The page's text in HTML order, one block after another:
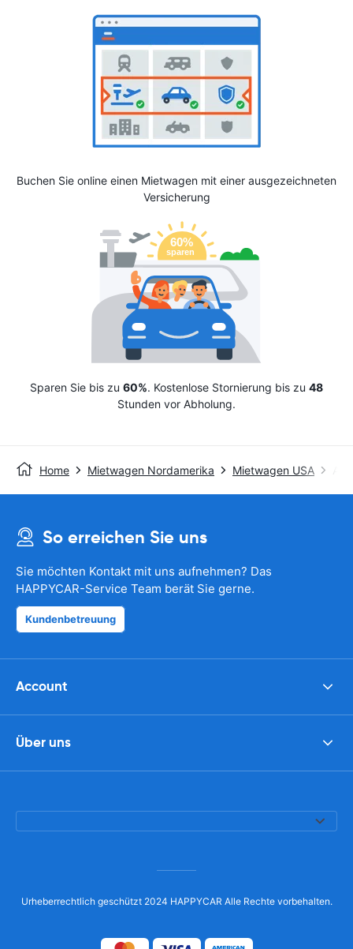
Buchen Sie online einen Mietwagen mit einer ausgezeichneten
Versicherung
Sparen Sie bis zu 60%. Kostenlose Stornierung bis zu 48
Stunden vor Abholung.
Home Mietwagen Nordamerika Mietwagen USA
So erreichen Sie uns
Sie möchten Kontakt mit uns aufnehmen? Das
HAPPYCAR-Service Team berät Sie gerne.
Kundenbetreuung
Account
Über uns
Urheberrechtlich geschützt 2024 HAPPYCAR Alle Rechte vorbehalten.